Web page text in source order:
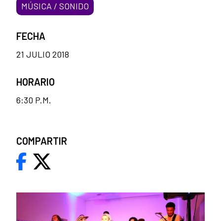
MÚSICA / SONIDO
FECHA
21 JULIO 2018
HORARIO
6:30 P.M.
COMPARTIR